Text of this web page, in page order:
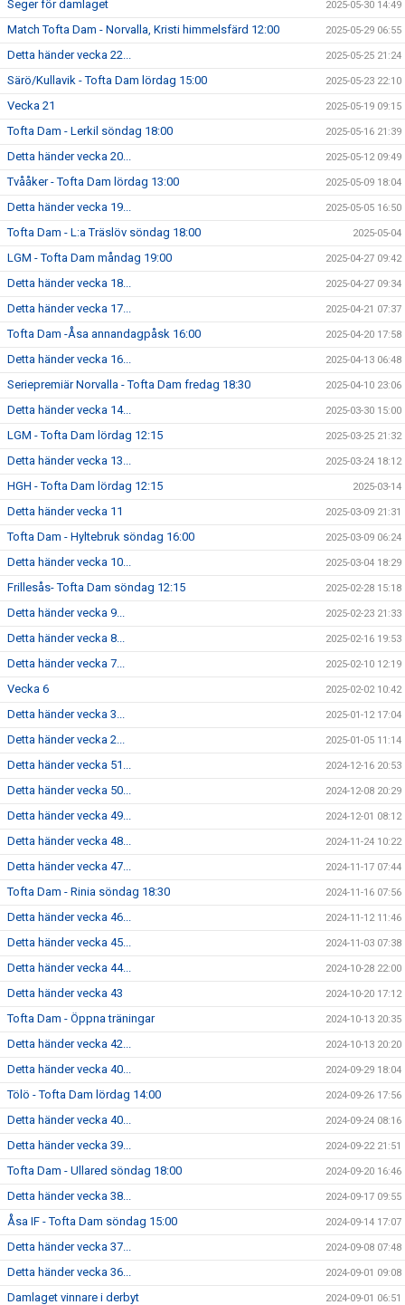
Seger för damlaget 2025-05-30 14:49
Match Tofta Dam - Norvalla, Kristi himmelsfärd 12:00 2025-05-29 06:55
Detta händer vecka 22... 2025-05-25 21:24
Särö/Kullavik - Tofta Dam lördag 15:00 2025-05-23 22:10
Vecka 21 2025-05-19 09:15
Tofta Dam - Lerkil söndag 18:00 2025-05-16 21:39
Detta händer vecka 20... 2025-05-12 09:49
Tvååker - Tofta Dam lördag 13:00 2025-05-09 18:04
Detta händer vecka 19... 2025-05-05 16:50
Tofta Dam - L:a Träslöv söndag 18:00 2025-05-04
LGM - Tofta Dam måndag 19:00 2025-04-27 09:42
Detta händer vecka 18... 2025-04-27 09:34
Detta händer vecka 17... 2025-04-21 07:37
Tofta Dam -Åsa annandagpåsk 16:00 2025-04-20 17:58
Detta händer vecka 16... 2025-04-13 06:48
Seriepremiär Norvalla - Tofta Dam fredag 18:30 2025-04-10 23:06
Detta händer vecka 14... 2025-03-30 15:00
LGM - Tofta Dam lördag 12:15 2025-03-25 21:32
Detta händer vecka 13... 2025-03-24 18:12
HGH - Tofta Dam lördag 12:15 2025-03-14
Detta händer vecka 11 2025-03-09 21:31
Tofta Dam - Hyltebruk söndag 16:00 2025-03-09 06:24
Detta händer vecka 10... 2025-03-04 18:29
Frillesås- Tofta Dam söndag 12:15 2025-02-28 15:18
Detta händer vecka 9... 2025-02-23 21:33
Detta händer vecka 8... 2025-02-16 19:53
Detta händer vecka 7... 2025-02-10 12:19
Vecka 6 2025-02-02 10:42
Detta händer vecka 3... 2025-01-12 17:04
Detta händer vecka 2... 2025-01-05 11:14
Detta händer vecka 51... 2024-12-16 20:53
Detta händer vecka 50... 2024-12-08 20:29
Detta händer vecka 49... 2024-12-01 08:12
Detta händer vecka 48... 2024-11-24 10:22
Detta händer vecka 47... 2024-11-17 07:44
Tofta Dam - Rinia söndag 18:30 2024-11-16 07:56
Detta händer vecka 46... 2024-11-12 11:46
Detta händer vecka 45... 2024-11-03 07:38
Detta händer vecka 44... 2024-10-28 22:00
Detta händer vecka 43 2024-10-20 17:12
Tofta Dam - Öppna träningar 2024-10-13 20:35
Detta händer vecka 42... 2024-10-13 20:20
Detta händer vecka 40... 2024-09-29 18:04
Tölö - Tofta Dam lördag 14:00 2024-09-26 17:56
Detta händer vecka 40... 2024-09-24 08:16
Detta händer vecka 39... 2024-09-22 21:51
Tofta Dam - Ullared söndag 18:00 2024-09-20 16:46
Detta händer vecka 38... 2024-09-17 09:55
Åsa IF - Tofta Dam söndag 15:00 2024-09-14 17:07
Detta händer vecka 37... 2024-09-08 07:48
Detta händer vecka 36... 2024-09-01 09:08
Damlaget vinnare i derbyt 2024-09-01 06:51